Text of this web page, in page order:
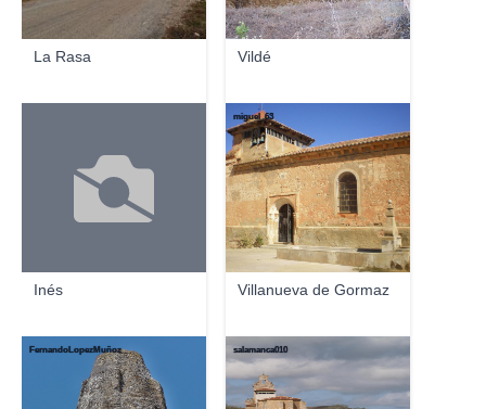
La Rasa Vildé
Inés Villanueva de Gormaz
miguel_63
FernandoLopezMuñoz salamanca010